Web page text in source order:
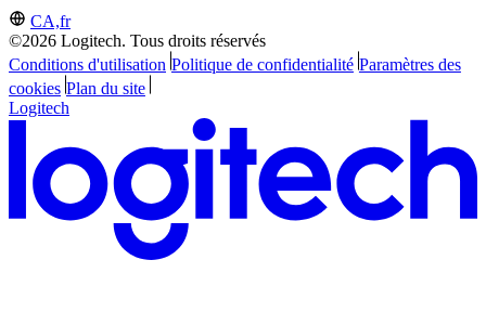
CA,fr
©2026 Logitech. Tous droits réservés
Conditions d'utilisation Politique de confidentialité Paramètres des
cookies Plan du site
Logitech